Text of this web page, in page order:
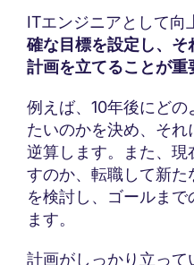
ITエンジニアとして向
確な目標を設定し、
計画を立てることが重
例えば、10年後にどの
たいのかを決め、そ
逆算します。また、
すのか、転職して新
を検討し、ゴールまで
ます。
計画がしっかり立っ